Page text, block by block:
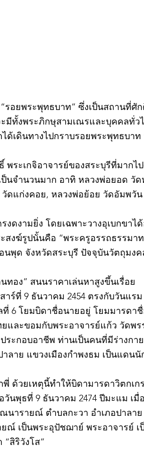
รอยพระพุทธบาท” ซึ่งเป็นสถานที่ศั
ทั้งพระภิกษุสามเณรและบุคคลทั่วไ
ด้เดินทางไปกราบรอยพระพุทธบา
ระเกจิอาจารย์ของสระบุรีที่มาก
นจำนวนมาก อาทิ หลวงพ่อยอด วั
ดแก่งคอย, หลวงพ่อย้อย วัดอัมพวั
งามยิ่ง โดยเฉพาะวางอุเบกขาไ
งฆ์รูปนั้นคือ “พระครูอรรถธรรมา
พุด จังหวัดสระบุรี ปัจจุบันวัตถุมง
ทอง” สนนราคาเล่นหาสูงขึ้นเรื่อย
าร์ที่ 9 ธันวาคม 2454 ตรงกับวันแร
6 โยมบิดาชื่อนายอยู่ โยมมารดา
ยและขอมกับพระอาจารย์แก้ว วัด
ระกอบอาชีพ ท่านเป็นคนที่มีร่างก
ลาย แขวงเมืองกำพงธม เป็นแดน
ด้วยเหตุนี้ทำให้บิดามารดาวิตกเ
นพุธที่ 9 ธันวาคม 2474 ปีมะแม เ
ารายณ์ ตำบลกะวา อำเภอปาลาย
เป็นพระอุปัชฌาย์ พระอาจารย์ เ
สิริวังโส”